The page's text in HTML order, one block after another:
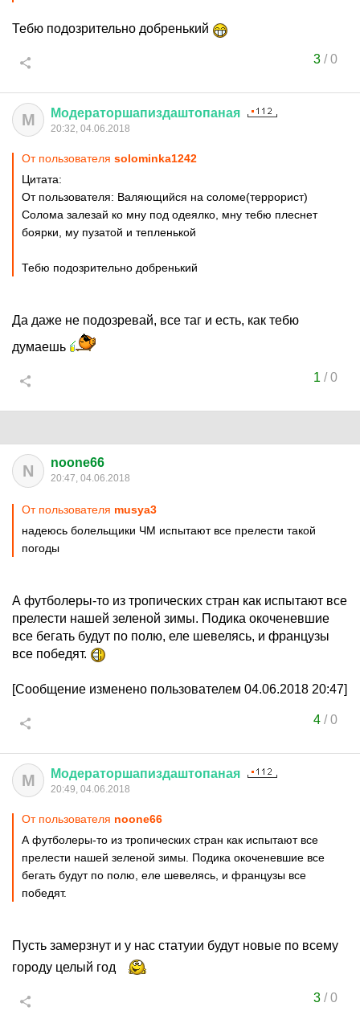
Тебю подозрительно добренький
3/0
М Модераторшапиздаштопаная
20:32, 04.06.2018
От пользователя solominka1242
Цитата:
От пользователя: Валяющийся на соломе(террорист)
Солома залезай ко мну под одеялко, мну тебю плеснет
боярки, му пузатой и тепленькой
Тебю подозрительно добренький
Да даже не подозревай, все таг и есть, как тебю
думаешь
1 /0
N noone66
20:47, 04.06.2018
От пользователя musya3
надеюсь болельщики ЧМ испытают все прелести такой
погоды
А футболеры-то из тропических стран как испытают все
прелести нашей зеленой зимы. Подика окоченевшие
все бегать будут по полю, еле шевелясь, и французы
все победят.
[Сообщение изменено пользователем 04.06.2018 20:47]
4/0
М Модераторшапиздаштопаная
20:49, 04.06.2018
От пользователя noone66
А футболеры-то из тропических стран как испытают все
прелести нашей зеленой зимы. Подика окоченевшие все
бегать будут по полю, еле шевелясь, и французы все
победят.
Пусть замерзнут и у нас статуии будут новые по всему
городу целый год
3/0